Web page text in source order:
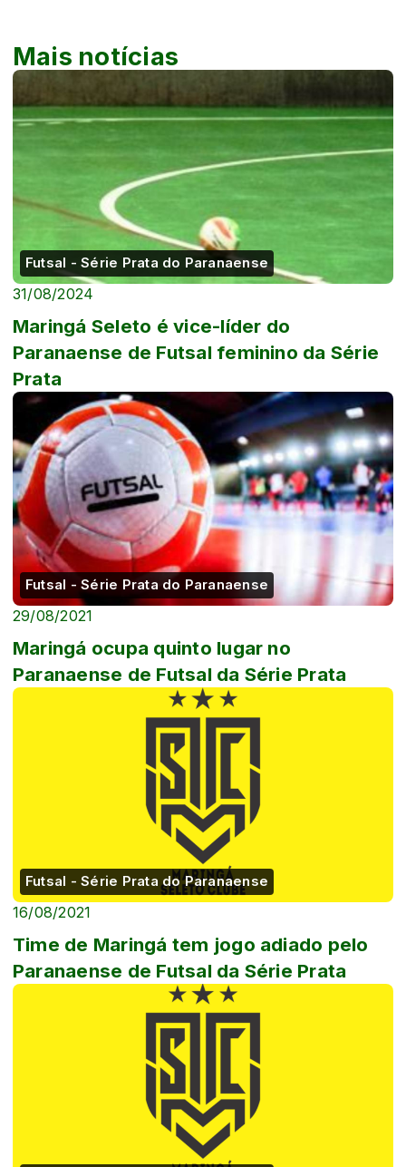
Mais notícias
Futsal - Série Prata do Paranaense
31/08/2024
Maringá Seleto é vice-líder do
Paranaense de Futsal feminino da Série
Prata
Futsal - Série Prata do Paranaense
29/08/2021
Maringá ocupa quinto lugar no
Paranaense de Futsal da Série Prata
Futsal - Série Prata do Paranaense
16/08/2021
Time de Maringá tem jogo adiado pelo
Paranaense de Futsal da Série Prata